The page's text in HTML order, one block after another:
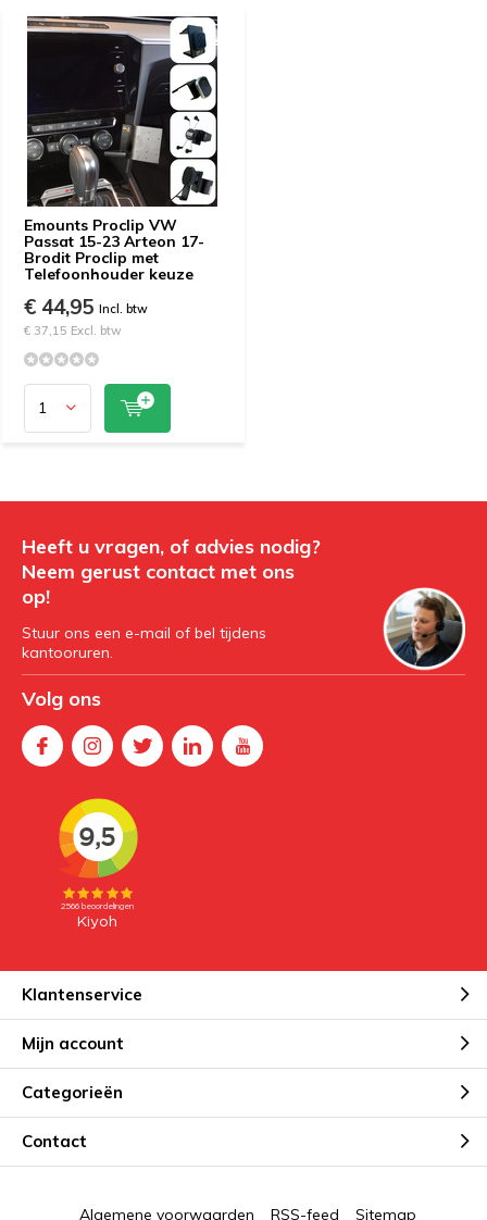
Emounts Proclip VW
Passat 15-23 Arteon 17-
Brodit Proclip met
Telefoonhouder keuze
€ 44,95 Incl. btw
€ 37,15 Excl. btw
Heeft u vragen, of advies nodig?
Neem gerust contact met ons
op!
Stuur ons een e-mail of bel tijdens
kantooruren.
Volg ons
Klantenservice
Mijn account
Categorieën
Contact
Algemene voorwaarden RSS-feed Sitemap